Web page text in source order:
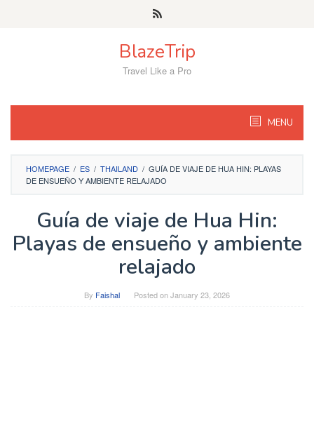
BlazeTrip
Travel Like a Pro
MENU
HOMEPAGE / ES / THAILAND / GUÍA DE VIAJE DE HUA HIN: PLAYAS
DE ENSUEÑO Y AMBIENTE RELAJADO
Guía de viaje de Hua Hin:
Playas de ensueño y ambiente
relajado
By Faishal Posted onJanuary 23, 2026